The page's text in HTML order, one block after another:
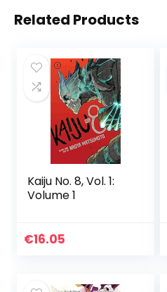
Related Products
Kaiju No. 8, Vol. 1:
Volume 1
€16.05